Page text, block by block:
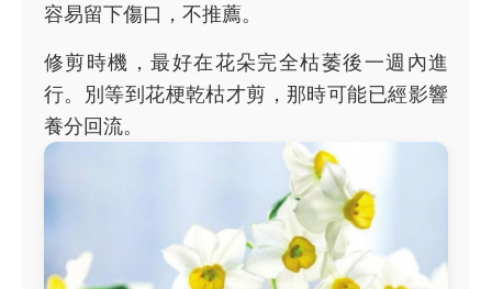
容易留下傷口，不推薦。
修剪時機，最好在花朵完全枯萎後一週內進
行。別等到花梗乾枯才剪，那時可能已經影響
養分回流。